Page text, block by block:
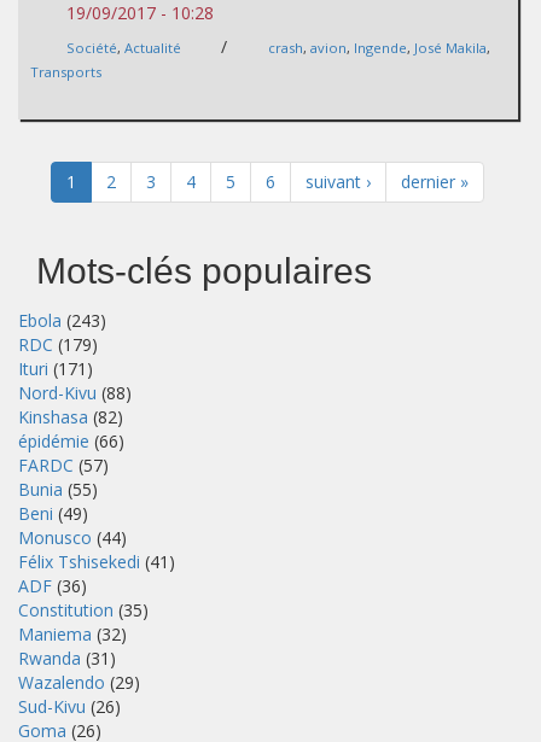
19/09/2017 - 10:28
Société, Actualité / crash, avion, Ingende, José Makila,
Transports
1 2 3 4 5 6 suivant › dernier »
Mots-clés populaires
Ebola (243)
RDC (179)
Ituri (171)
Nord-Kivu (88)
Kinshasa (82)
épidémie (66)
FARDC (57)
Bunia (55)
Beni (49)
Monusco (44)
Félix Tshisekedi (41)
ADF (36)
Constitution (35)
Maniema (32)
Rwanda (31)
Wazalendo (29)
Sud-Kivu (26)
Goma (26)